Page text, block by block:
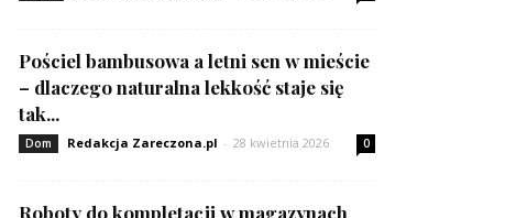
Pościel bambusowa a letni sen w mieście
– dlaczego naturalna lekkość staje się
tak...
Dom Redakcja Zareczona.pl - 28 kwietnia 2026 0
Roboty do kompletacji w magazynach